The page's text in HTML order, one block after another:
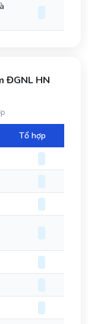
ĐGNL HN
Tổ hợp